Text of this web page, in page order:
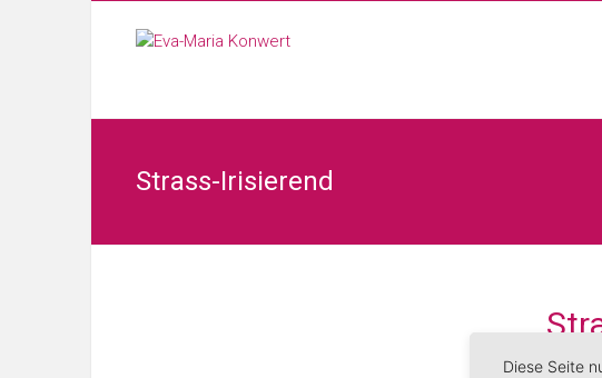
Strass-Irisierend
6,90€
Diese Seite